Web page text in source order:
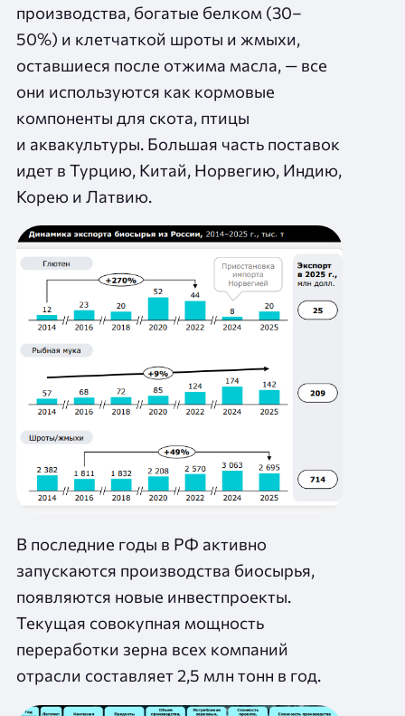
производства, богатые белком (30–
50%) и клетчаткой шроты и жмыхи,
оставшиеся после отжима масла, — все
они используются как кормовые
компоненты для скота, птицы
и аквакультуры. Большая часть поставок
идет в Турцию, Китай, Норвегию, Индию,
Корею и Латвию.
В последние годы в РФ активно
запускаются производства биосырья,
появляются новые инвестпроекты.
Текущая совокупная мощность
переработки зерна всех компаний
отрасли составляет 2,5 млн тонн в год.